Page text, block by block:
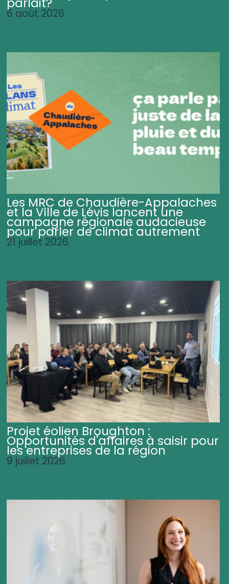
6 août 2026
Les MRC de Chaudière-Appalaches
et la Ville de Lévis lancent une
campagne régionale audacieuse
pour parler de climat autrement
21 juillet 2026
Projet éolien Broughton :
Opportunités d'affaires à saisir pour
les entreprises de la région
9 juillet 2026